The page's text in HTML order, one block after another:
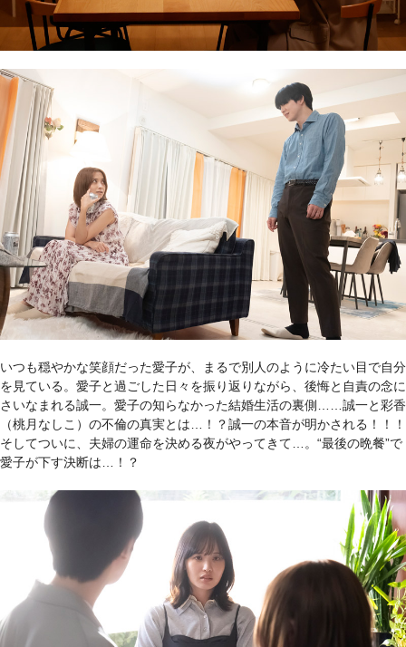
いつも穏やかな笑顔だった愛子が、まるで別人のように冷たい目で自分
を見ている。愛子と過ごした日々を振り返りながら、後悔と自責の念に
さいなまれる誠一。愛子の知らなかった結婚生活の裏側……誠一と彩香
（桃月なしこ）の不倫の真実とは…！？誠一の本音が明かされる！！！
そしてついに、夫婦の運命を決める夜がやってきて…。“最後の晩餐”で
愛子が下す決断は…！？